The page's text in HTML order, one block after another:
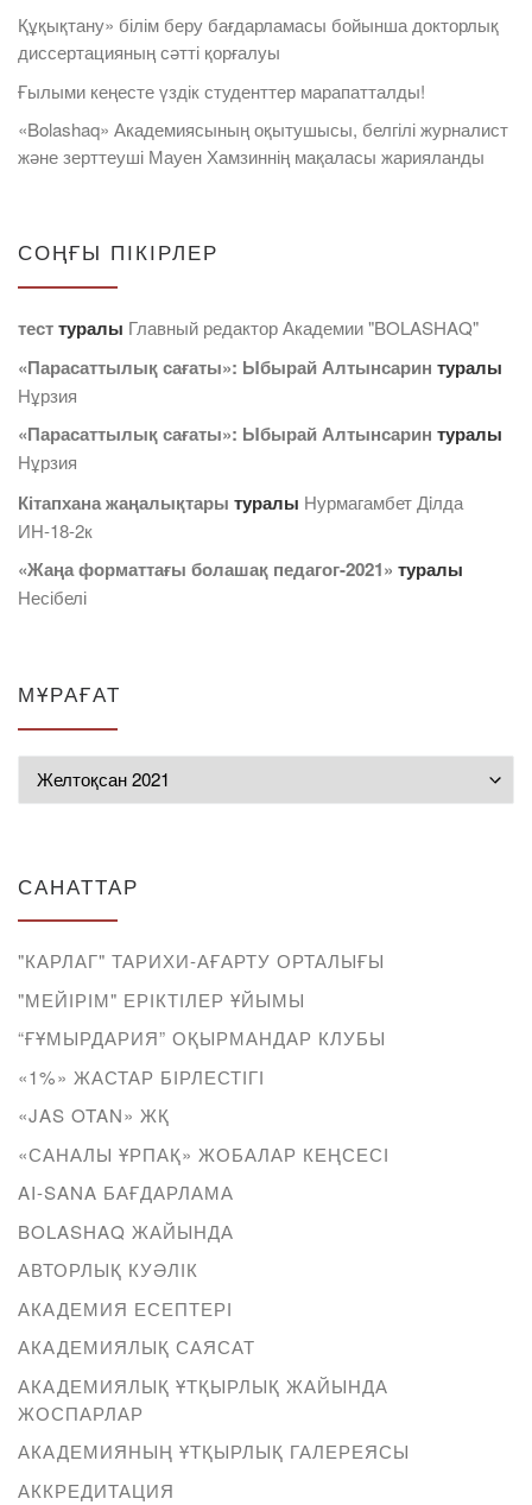
Құқықтану» білім беру бағдарламасы бойынша докторлық
диссертацияның сәтті қорғалуы
Ғылыми кеңесте үздік студенттер марапатталды!
«Bolashaq» Академиясының оқытушысы, белгілі журналист
және зерттеуші Мауен Хамзиннің мақаласы жарияланды
СОҢҒЫ ПІКІРЛЕР
тесттуралы Главный редактор Академии "BOLASHAQ"
«Парасаттылық сағаты»: Ыбырай Алтынсарин туралы
Нұрзия
«Парасаттылық сағаты»: Ыбырай Алтынсарин туралы
Нұрзия
Кітапхана жаңалықтары туралы Нурмагамбет Дiлда
ИН-18-2к
«Жаңа форматтағы болашақ педагог-2021» туралы
Несібелі
МҰРАҒАТ
САНАТТАР
"КАРЛАГ" ТАРИХИ-АҒАРТУ ОРТАЛЫҒЫ
"МЕЙІРІМ" ЕРІКТІЛЕР ҰЙЫМЫ
“ҒҰМЫРДАРИЯ” ОҚЫРМАНДАР КЛУБЫ
«1%» ЖАСТАР БІРЛЕСТІГІ
«JAS OTAN» ЖҚ
«САНАЛЫ ҰРПАҚ» ЖОБАЛАР КЕҢСЕСІ
AI-SANA БАҒДАРЛАМА
BOLASHAQ ЖАЙЫНДА
АВТОРЛЫҚ КУӘЛІК
АКАДЕМИЯ ЕСЕПТЕРІ
АКАДЕМИЯЛЫҚ САЯСАТ
АКАДЕМИЯЛЫҚ ҰТҚЫРЛЫҚ ЖАЙЫНДА
ЖОСПАРЛАР
АКАДЕМИЯНЫҢ ҰТҚЫРЛЫҚ ГАЛЕРЕЯСЫ
АККРЕДИТАЦИЯ